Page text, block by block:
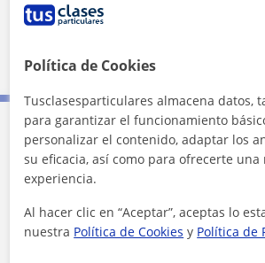
Contacta con Ana Maria
1ª clase gratis
Política de Cookies
Tusclasesparticulares almacena datos,
para garantizar el funcionamiento
personalizar el contenido, adaptar los
su eficacia, así como para ofrecerte una
experiencia.
Al hacer clic en “Aceptar”, aceptas lo
nuestra Política de Cookies y Política de